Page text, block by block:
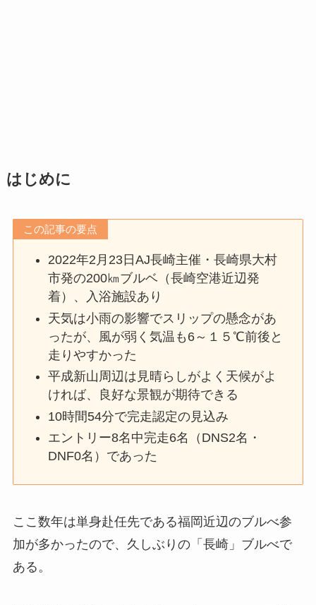
はじめに
この記事の要点
2022年2月23日AJ長崎主催・長崎県大村
市発の200㎞ブルベ（長崎空港近辺発
着）、入浴施設あり
天気は小雨の影響でスリップの懸念があ
ったが、風が弱く気温も6～１５℃前後と
走りやすかった
平成新山周辺は見晴らしがよく天候がよ
ければ、良好な景観が期待できる
10時間54分で完走認定の見込み
エントリー8名中完走6名（DNS2名・
DNF0名）であった
ここ数年は単身赴任先である福岡近辺のブルべ参
加が多かったので、久しぶりの「長崎」ブルべで
ある。